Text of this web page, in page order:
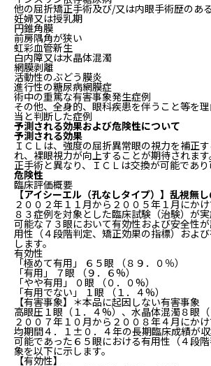
他の屈折矯正手術及び/又は内眼手術歴のあ
妊婦又は授乳期
円錐角膜
前房隅角が狭い
虹彩血管新生
白内障又は水晶体混濁
網膜剥離
活動性のぶどう膜炎
進行性の糖尿病網膜症
術中の重篤な有害事象発生症例
その他、全身的、眼科疾患を伴うこと等を
当と判断した症例
予測される効果および危険性について
予測される効果
ＩＣＬは、強度の屈折異常眼の視力を補正
れ、裸眼視力が向上することが期待されま
正手術と異なり、ＩＣＬは交換が可能であり
危険性
臨床評価概要
【アイシーエル（孔なしタイプ）】乱視無
２００２年１１月から２００５年１月にか
８３症例を対象とした臨床試験（治験）が
可能な７３眼において有効性および安全性
用性（４段階判定、矯正効果の指標）およ
します。
有効性
「極めて有用」 ６５眼 （８９．０％）
「有用」 ７眼 （９．６%）
「やや有用」 ０眼 （０．０%）
「有用でない」 １眼 （１．４%）
【有害事象】＊本品に起因しない有害事象
高眼圧１眼（１．４%）、水晶体混濁８眼（
２００７年１０月から２００８年４月にか
均期間４．１±０．４年の長期臨床成績が
可能であった６５眼における有用性（４段
象を以下に示します。
【有効性】